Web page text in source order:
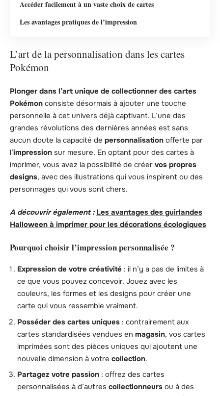
Accéder facilement à un vaste choix de cartes
Les avantages pratiques de l’impression
L’art de la personnalisation dans les cartes
Pokémon
Plonger dans l’art unique de collectionner des cartes
Pokémon consiste désormais à ajouter une touche
personnelle à cet univers déjà captivant. L’une des
grandes révolutions des dernières années est sans
aucun doute la capacité de personnalisation offerte par
l’impression sur mesure. En optant pour des cartes à
imprimer, vous avez la possibilité de créer vos propres
designs, avec des illustrations qui vous inspirent ou des
personnages qui vous sont chers.
A découvrir également : Les avantages des guirlandes
Halloween à imprimer pour les décorations écologiques
Pourquoi choisir l’impression personnalisée ?
Expression de votre créativité : il n’y a pas de limites à
ce que vous pouvez concevoir. Jouez avec les
couleurs, les formes et les designs pour créer une
carte qui vous ressemble vraiment.
Posséder des cartes uniques : contrairement aux
cartes standardisées vendues en magasin, vos cartes
imprimées sont des pièces uniques qui ajoutent une
nouvelle dimension à votre collection.
Partagez votre passion : offrez des cartes
personnalisées à d’autres collectionneurs ou à des